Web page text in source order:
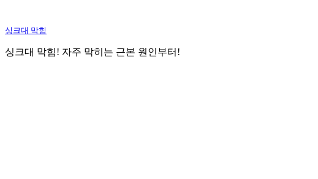
싱크대 막힘
싱크대 막힘! 자주 막히는 근본 원인부터!